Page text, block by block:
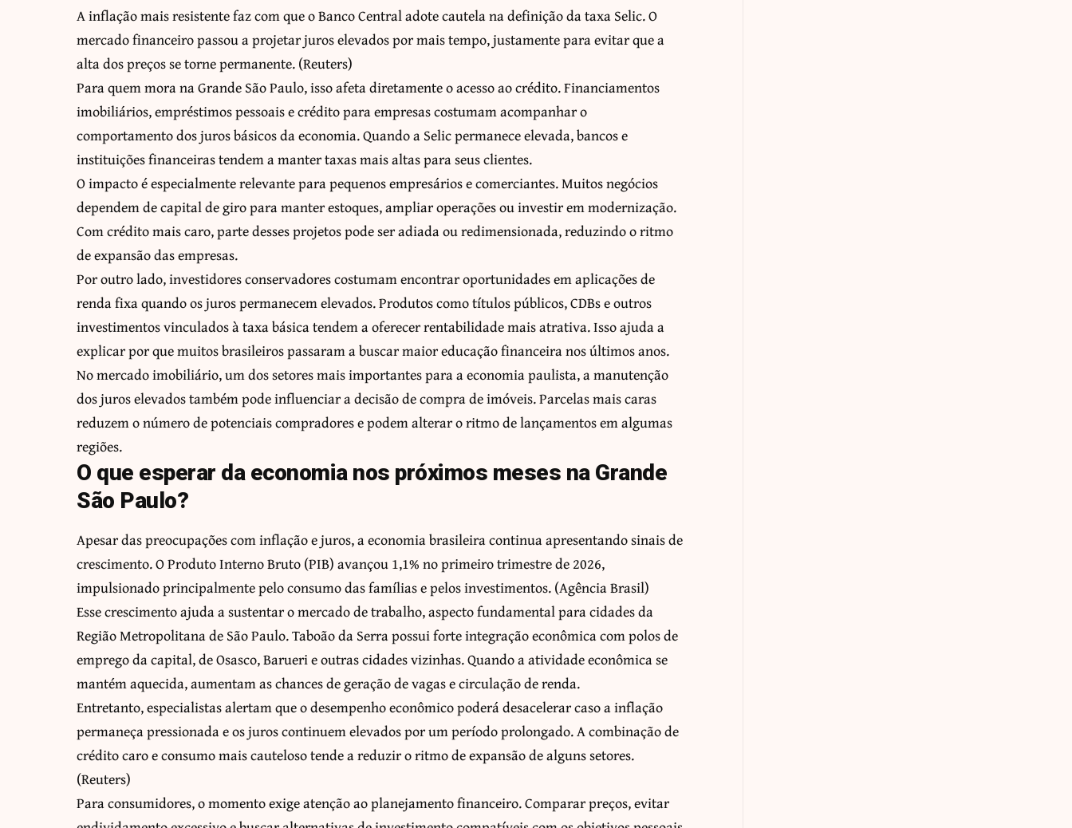
A inflação mais resistente faz com que o Banco Central adote cautela na definição da taxa Selic. O
mercado financeiro passou a projetar juros elevados por mais tempo, justamente para evitar que a
alta dos preços se torne permanente. (Reuters)
Para quem mora na Grande São Paulo, isso afeta diretamente o acesso ao crédito. Financiamentos
imobiliários, empréstimos pessoais e crédito para empresas costumam acompanhar o
comportamento dos juros básicos da economia. Quando a Selic permanece elevada, bancos e
instituições financeiras tendem a manter taxas mais altas para seus clientes.
O impacto é especialmente relevante para pequenos empresários e comerciantes. Muitos negócios
dependem de capital de giro para manter estoques, ampliar operações ou investir em modernização.
Com crédito mais caro, parte desses projetos pode ser adiada ou redimensionada, reduzindo o ritmo
de expansão das empresas.
Por outro lado, investidores conservadores costumam encontrar oportunidades em aplicações de
renda fixa quando os juros permanecem elevados. Produtos como títulos públicos, CDBs e outros
investimentos vinculados à taxa básica tendem a oferecer rentabilidade mais atrativa. Isso ajuda a
explicar por que muitos brasileiros passaram a buscar maior educação financeira nos últimos anos.
No mercado imobiliário, um dos setores mais importantes para a economia paulista, a manutenção
dos juros elevados também pode influenciar a decisão de compra de imóveis. Parcelas mais caras
reduzem o número de potenciais compradores e podem alterar o ritmo de lançamentos em algumas
regiões.
O que esperar da economia nos próximos meses na Grande
São Paulo?
Apesar das preocupações com inflação e juros, a economia brasileira continua apresentando sinais de
crescimento. O Produto Interno Bruto (PIB) avançou 1,1% no primeiro trimestre de 2026,
impulsionado principalmente pelo consumo das famílias e pelos investimentos. (Agência Brasil)
Esse crescimento ajuda a sustentar o mercado de trabalho, aspecto fundamental para cidades da
Região Metropolitana de São Paulo. Taboão da Serra possui forte integração econômica com polos de
emprego da capital, de Osasco, Barueri e outras cidades vizinhas. Quando a atividade econômica se
mantém aquecida, aumentam as chances de geração de vagas e circulação de renda.
Entretanto, especialistas alertam que o desempenho econômico poderá desacelerar caso a inflação
permaneça pressionada e os juros continuem elevados por um período prolongado. A combinação de
crédito caro e consumo mais cauteloso tende a reduzir o ritmo de expansão de alguns setores.
(Reuters)
Para consumidores, o momento exige atenção ao planejamento financeiro. Comparar preços, evitar